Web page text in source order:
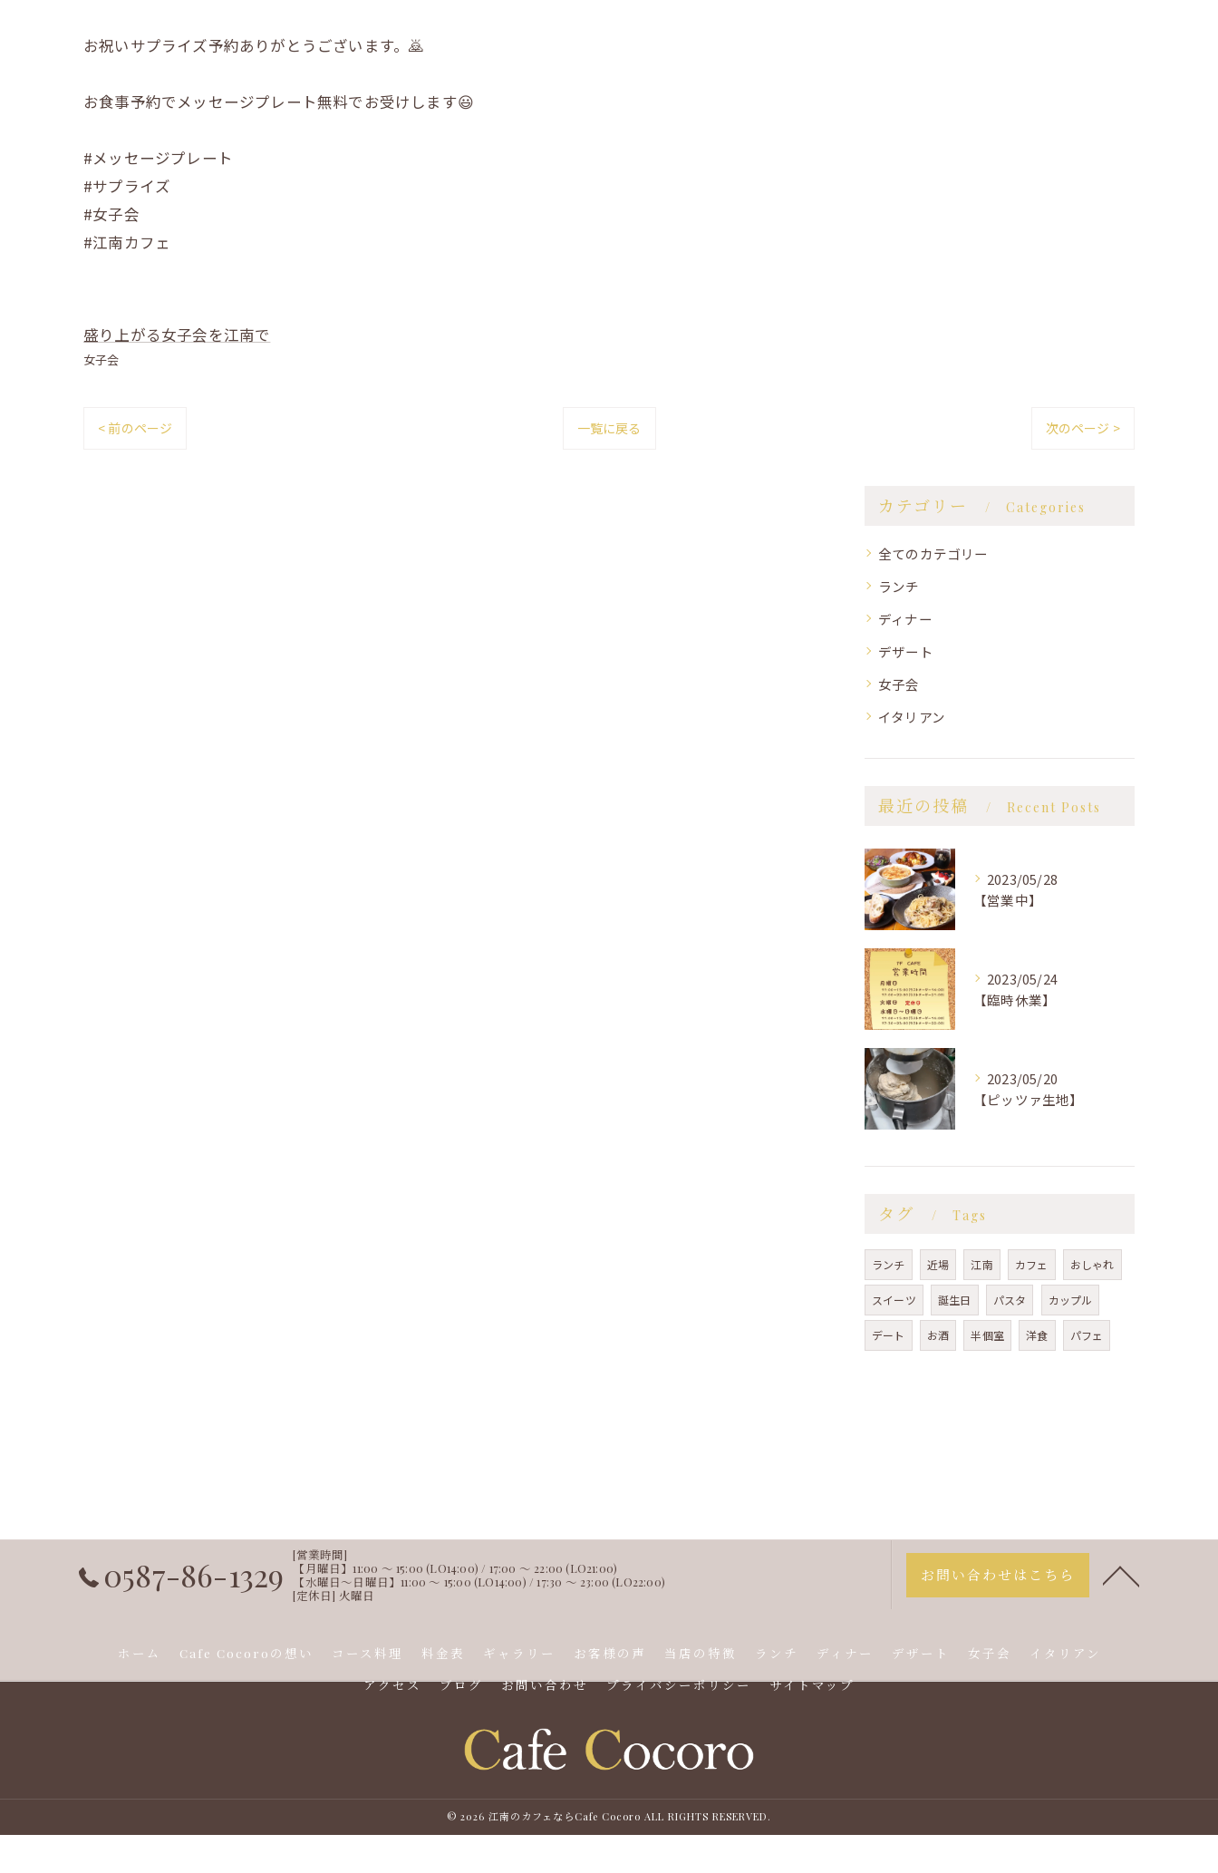
お祝いサプライズ予約ありがとうございます。🙇
お食事予約でメッセージプレート無料でお受けします😃
#メッセージプレート
#サプライズ
#女子会
#江南カフェ
盛り上がる女子会を江南で
女子会
< 前のページ 一覧に戻る 次のページ >
カテゴリー Categories
全てのカテゴリー
ランチ
ディナー
デザート
女子会
イタリアン
最近の投稿 Recent Posts
2023/05/28
【営業中】
2023/05/24
【臨時休業】
2023/05/20
【ピッツァ生地】
タグ Tags
ランチ 近場 江南 カフェ おしゃれ
スイーツ 誕生日 パスタ カップル
デート お酒 半個室 洋食 パフェ
0587-86-1329
[営業時間]
【月曜日】11:00 ～ 15:00 (LO14:00) / 17:00 ～ 22:00 (LO21:00)
【水曜日～日曜日】11:00 ～ 15:00 (LO14:00) / 17:30 ～ 23:00 (LO22:00)
[定休日] 火曜日
お問い合わせはこちら
ホーム Cafe Cocoroの想い コース料理 料金表 ギャラリー お客様の声 当店の特徴 ランチ ディナー デザート 女子会
イタリアン
アクセス
ブログ お問い合わせ プライバシーポリシー サイトマップ
© 2026 江南のカフェならCafe Cocoro ALL RIGHTS RESERVED.